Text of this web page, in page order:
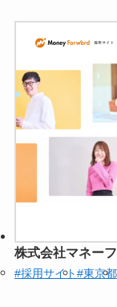
株式会社マネー
#採用サイト#東京都